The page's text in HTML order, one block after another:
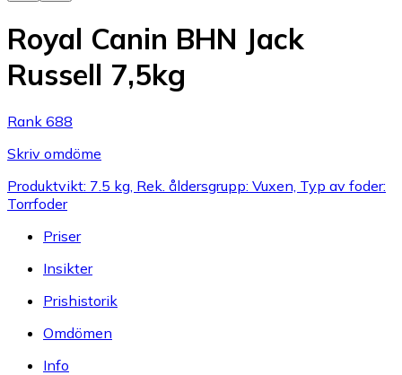
Royal Canin BHN Jack
Russell 7,5kg
Rank 688
Skriv omdöme
Produktvikt: 7.5 kg, Rek. åldersgrupp: Vuxen, Typ av foder:
Torrfoder
Priser
Insikter
Prishistorik
Omdömen
Info